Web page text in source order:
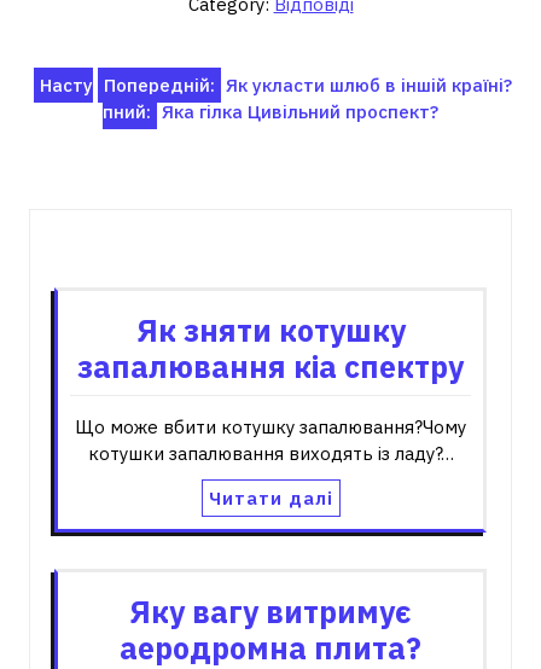
Навігація
записів
Попередній: Як укласти шлюб в іншій країні?
Насту
пний: Яка гілка Цивільний проспект?
Як зняти котушку
запалювання кіа спектру
Що може вбити котушку запалювання?Чому
котушки запалювання виходять із ладу?…
Читати далі
Яку вагу витримує
аеродромна плита?